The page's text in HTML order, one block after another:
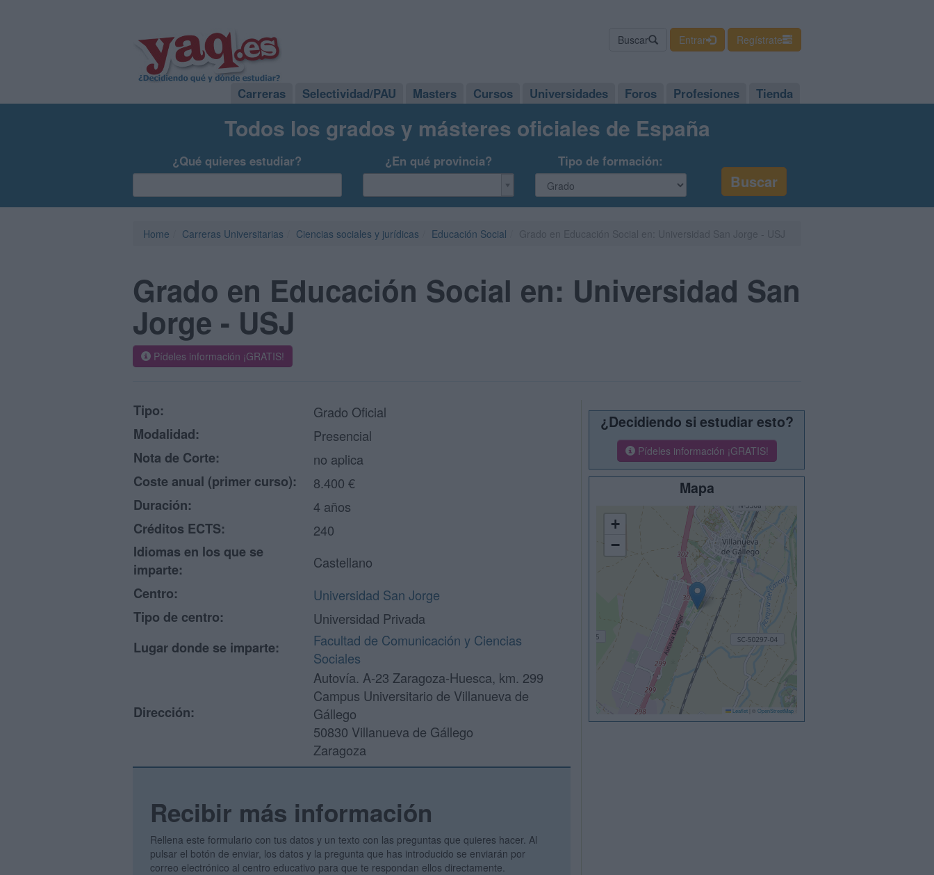
Buscar Entrar Regístrate
Carreras Selectividad/PAU Masters Cursos Universidades Foros Profesiones Tienda
Todos los grados y másteres oficiales de España
¿Qué quieres estudiar? ¿En qué provincia? Tipo de formación:
Home Carreras Universitarias Ciencias sociales y jurídicas Educación Social
Grado en Educación Social en: Universidad San
Jorge - USJ
Pídeles información ¡GRATIS!
Tipo:
Grado Oficial
Modalidad:
Presencial
Nota de Corte:
no aplica
Coste anual (primer curso):
8.400 €
Duración:
4 años
Créditos ECTS:
240
Idiomas en los que se
imparte:
Castellano
Centro:
Universidad San Jorge
Tipo de centro:
Universidad Privada
Lugar donde se imparte:
Facultad de Comunicación y Ciencias
Sociales
Dirección:
Autovía. A-23 Zaragoza-Huesca, km. 299
Campus Universitario de Villanueva de
Gállego
50830 Villanueva de Gállego
Zaragoza
Recibir más información
Rellena este formulario con tus datos y un texto con las preguntas que quieres hacer. Al
pulsar el botón de enviar, los datos y la pregunta que has introducido se enviarán por
correo electrónico al centro educativo para que te respondan ellos directamente.
¿Decidiendo si estudiar esto?
Pídeles información ¡GRATIS!
Mapa
+
−
Leaflet © OpenStreetMap